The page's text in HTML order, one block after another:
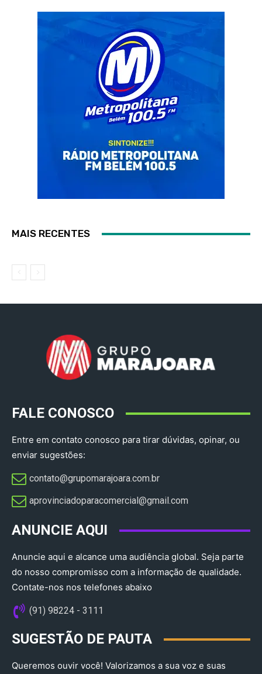
MAIS RECENTES
FALE CONOSCO
Entre em contato conosco para tirar dúvidas, opinar, ou
enviar sugestões:
contato@grupomarajoara.com.br
aprovinciadoparacomercial@gmail.com​
ANUNCIE AQUI
Anuncie aqui e alcance uma audiência global. Seja parte
do nosso compromisso com a informação de qualidade.
Contate-nos nos telefones abaixo
(91) 98224 - 3111
SUGESTÃO DE PAUTA
Queremos ouvir você! Valorizamos a sua voz e suas